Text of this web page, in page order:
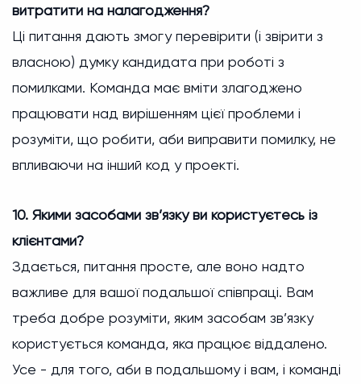
витратити на налагодження?
Ці питання дають змогу перевірити (і звірити з
власною) думку кандидата при роботі з
помилками. Команда має вміти злагоджено
працювати над вирішенням цієї проблеми і
розуміти, що робити, аби виправити помилку, не
впливаючи на інший код у проекті.
10. Якими засобами зв’язку ви користуєтесь із
клієнтами?
Здається, питання просте, але воно надто
важливе для вашої подальшої співпраці. Вам
треба добре розуміти, яким засобам зв’язку
користується команда, яка працює віддалено.
Усе - для того, аби в подальшому і вам, і команді